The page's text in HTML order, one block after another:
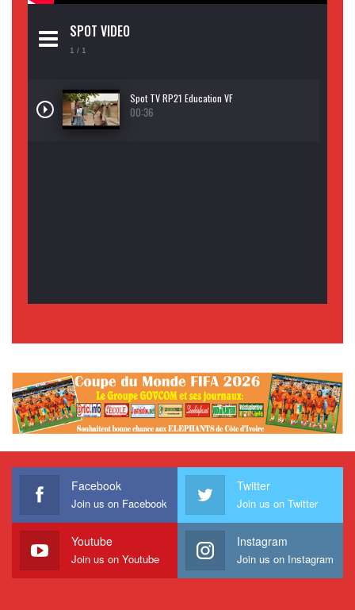
SPOT VIDEO
1 / 1
Spot TV RP21 Education VF
00:36
Facebook
Join us on Facebook
Twitter
Join us on Twitter
Youtube
Join us on Youtube
Instagram
Join us on Instagram